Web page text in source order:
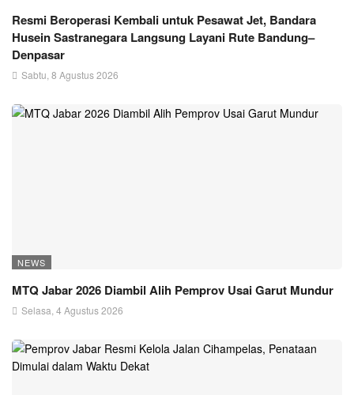
Resmi Beroperasi Kembali untuk Pesawat Jet, Bandara
Husein Sastranegara Langsung Layani Rute Bandung–
Denpasar
Sabtu, 8 Agustus 2026
NEWS
MTQ Jabar 2026 Diambil Alih Pemprov Usai Garut Mundur
Selasa, 4 Agustus 2026